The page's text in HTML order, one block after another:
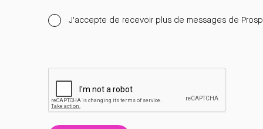
J'accepte de recevoir plus de messages de